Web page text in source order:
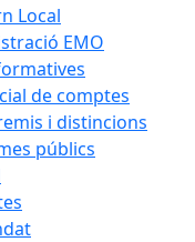
Local
EMO
de comptes
i distincions
públics